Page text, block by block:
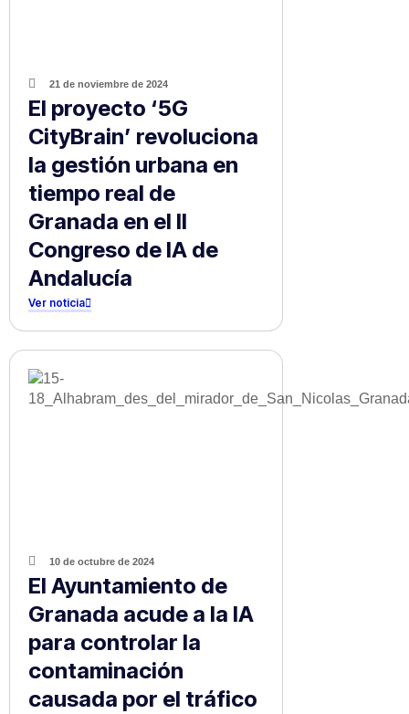
21 de noviembre de 2024
El proyecto ‘5G
CityBrain’ revoluciona
la gestión urbana en
tiempo real de
Granada en el II
Congreso de IA de
Andalucía
Ver noticia
10 de octubre de 2024
El Ayuntamiento de
Granada acude a la IA
para controlar la
contaminación
causada por el tráfico